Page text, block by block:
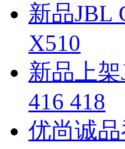
新品JBL
X510
新品上
416 418
优尚诚